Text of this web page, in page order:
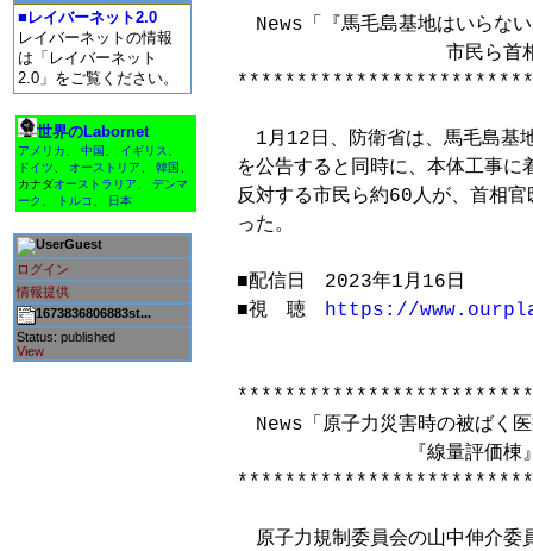
■レイバーネット2.0
レイバーネットの情報
は「レイバーネット
2.0」をご覧ください。
世界のLabornet
アメリカ 中国 イギリス
ドイツ
オーストリア 韓国
カナダオーストラリア
デンマ
ーク
トルコ 日本
Guest
ログイン
情報提供
1673836806883st...
Status: published
View
News「『馬毛島基地はいらな
市民ら首相官邸前
1月12日、防衛省は、馬毛島基
を公告すると同時に、本体工事に
反対する市民ら約60人が、首相
った。
■配信日　2023年1月16日
■視　聴 https://
News「原子力災害時の被ばく
『線量評価棟』を初
原子力規制委員会の山中伸介委